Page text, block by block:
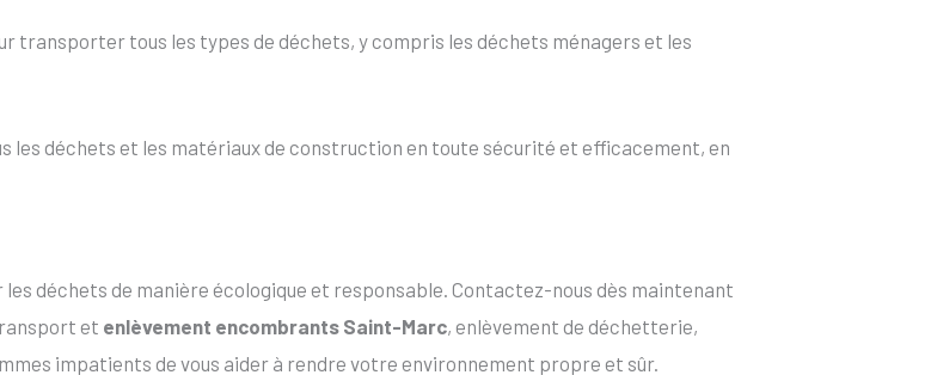
transporter tous les types de déchets, y compris les déchets ménagers et les
les déchets et les matériaux de construction en toute sécurité et efficacement, en
les déchets de manière écologique et responsable. Contactez-nous dès maintenant
et enlèvement encombrants Saint-Marc, enlèvement de déchetterie,
impatients de vous aider à rendre votre environnement propre et sûr.